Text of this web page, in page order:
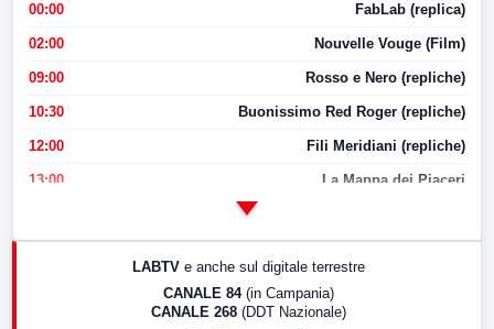
00:00 FabLab (replica)
02:00 Nouvelle Vouge (Film)
09:00 Rosso e Nero (repliche)
10:30 Buonissimo Red Roger (repliche)
12:00 Fili Meridiani (repliche)
13:00 La Mappa dei Piaceri
LABTV e anche sul digitale terrestre
CANALE 84 (in Campania)
CANALE 268 (DDT Nazionale)